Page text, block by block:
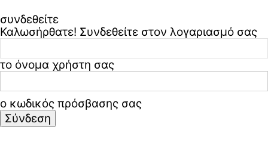
συνδεθείτε
Καλωσήρθατε! Συνδεθείτε στον λογαριασμό σας
το όνομα χρήστη σας
ο κωδικός πρόσβασης σας